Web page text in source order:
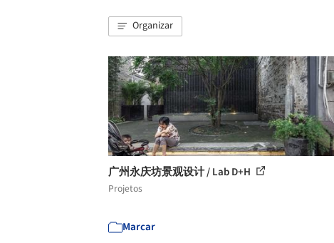
Organizar
广州永庆坊景观设计 / Lab D+H
Projetos
Marcar